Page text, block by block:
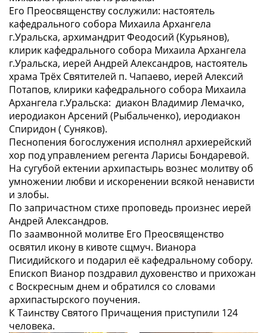
Его Преосвященству сослужили: настоятель
кафедрального собора Михаила Архангела
г.Уральска, архимандрит Феодосий (Курьянов),
клирик кафедрального собора Михаила Архангела
г.Уральска, иерей Андрей Александров, настоятель
храма Трёх Святителей п. Чапаево, иерей Алексий
Потапов, клирики кафедрального собора Михаила
Архангела г.Уральска: диакон Владимир Лемачко,
иеродиакон Арсений (Рыбальченко), иеродиакон
Спиридон ( Суняков).
Песнопения богослужения исполнял архиерейский
хор под управлением регента Ларисы Бондаревой.
На сугубой ектении архипастырь вознес молитву об
умножении любви и искоренении всякой ненависти
и злобы.
По запричастном стихе проповедь произнес иерей
Андрей Александров.
По заамвонной молитве Его Преосвященство
освятил икону в кивоте сщмуч. Вианора
Писидийского и подарил её кафедральному собору.
Епископ Вианор поздравил духовенство и прихожан
с Воскресным днем и обратился со словами
архипастырского поучения.
К Таинству Святого Причащения приступили 124
человека.